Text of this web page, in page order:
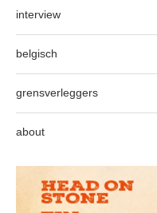
interview
belgisch
grensverleggers
about